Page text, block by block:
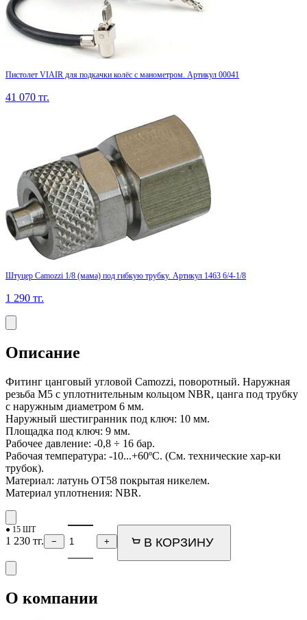
Пистолет VIAIR для подкачки колёс с манометром. Артикул 00041
41 070 тг.
Штуцер Camozzi 1/8 (мама) под гибкую трубку. Артикул 1463 6/4-1/8
1 290 тг.
Описание
Фитинг цанговый угловой Camozzi, поворотный. Наружная
резьба M5 с уплотнительным кольцом NBR, цанга под трубку
с наружным диаметром 6 мм.
Наружный шестигранник под ключ: 10 мм.
Площадка под ключ: 9 мм.
Рабочее давление: -0,8 ÷ 16 бар.
Рабочая температура: -10...+60ºС. (См. технические хар-ки
трубок).
Материал: латунь ОТ58 покрытая никелем.
Материал уплотнения: NBR.
● 15 ШТ
1 230 тг. − + В КОРЗИНУ
О компании